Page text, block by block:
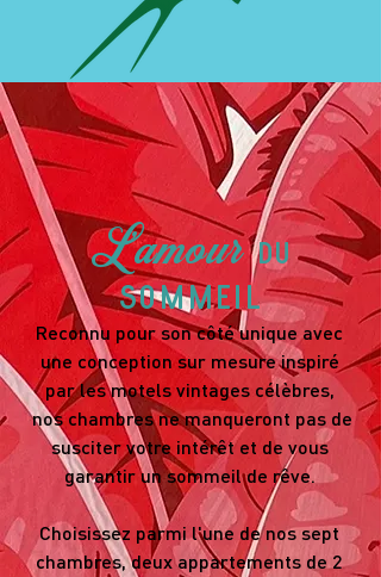
L'amourdu
sommeil
Reconnu pour son côté unique avec
une conception sur mesure inspiré
par les motels vintages célèbres,
nos chambres ne manqueront pas de
susciter votre intérêt et de vous
garantir un sommeil de rêve.
Choisissez parmi l'une de nos sept
chambres, deux appartements de 2